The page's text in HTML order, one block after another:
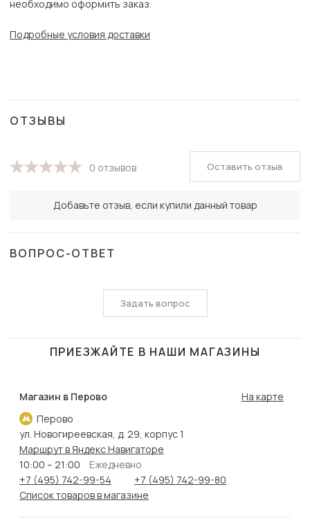
необходимо оформить заказ.
Подробные условия доставки
ОТЗЫВЫ
0 отзывов
Добавьте отзыв, если купили данный товар
Оставить отзыв
ВОПРОС-ОТВЕТ
Задать вопрос
ПРИЕЗЖАЙТЕ В НАШИ МАГАЗИНЫ
Магазин в Перово
Перово
На карте
ул. Новогиреевская, д. 29, корпус 1
Маршрут в Яндекс Навигаторе
10:00 – 21:00
Ежедневно
+7 (495) 742-99-54
+7 (495) 742-99-80
Список товаров в магазине